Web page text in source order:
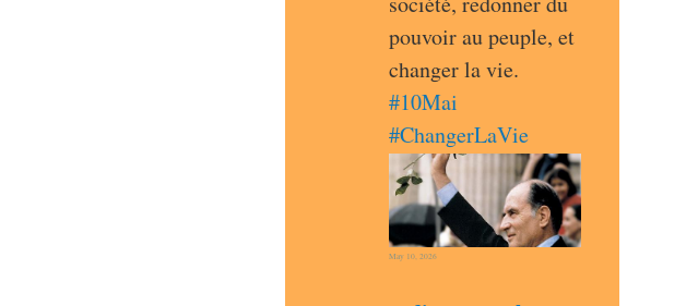
pouvoir au peuple, et
#10Mai
#ChangerLaVie
May 10, 2026